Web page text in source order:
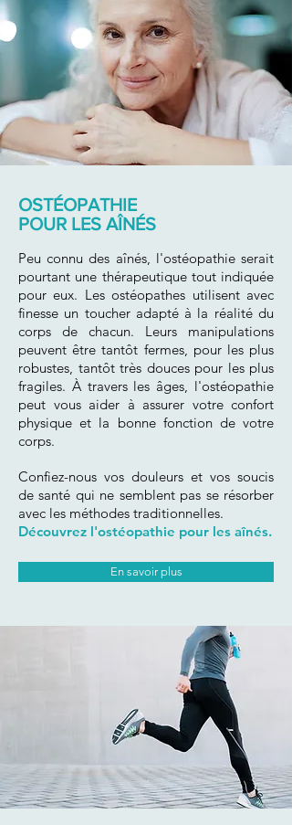
OSTÉOPATHIE
POUR LES AÎNÉS
Peu connu des aînés, l'ostéopathie serait
pourtant une thérapeutique tout indiquée
pour eux. Les ostéopathes utilisent avec
finesse un toucher adapté à la réalité du
corps de chacun. Leurs manipulations
peuvent être tantôt fermes, pour les plus
robustes, tantôt très douces pour les plus
fragiles. À travers les âges, l'ostéopathie
peut vous aider à assurer votre confort
physique et la bonne fonction de votre
corps.
Confiez-nous vos douleurs et vos soucis
de santé qui ne semblent pas se résorber
avec les méthodes traditionnelles.
Découvrez l'ostéopathie pour les aînés.
En savoir plus